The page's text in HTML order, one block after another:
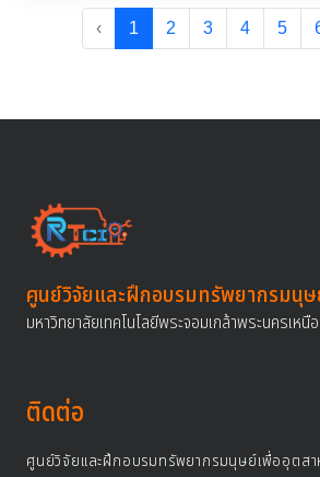
‹ 1 2 3 4 5
ศูนย์วิจัยและฝึกอบรมทรัพยากรมนุ
มหาวิทยาลัยเทคโนโลยีพระจอมเกล้าพระนครเหนือ
ติดต่อ
ศูนย์วิจัยและฝึกอบรมทรัพยากรมนุษย์เพื่ออุตส